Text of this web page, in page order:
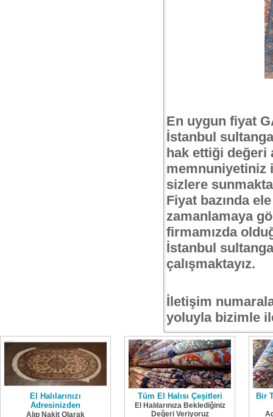
En uygun fiyat
İstanbul
hak ettiği değeri
memnuniyetiniz
sizlere
Fiyat bazında
zamanlamaya
firmamızda
İstanbul
çalışmaktayız.
İletişim
yoluyla bizimle
El Halılarınızı
Adresinizden
Alıp Nakit Olarak
Tüm El Halısı Çeşitleri
El Halılarınıza Beklediğiniz
Değeri Veriyoruz
Bir